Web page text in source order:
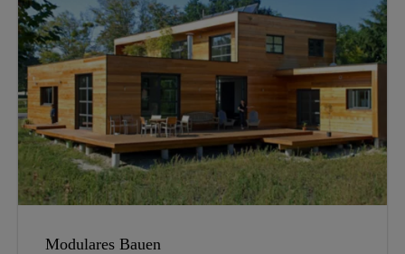
Modulares Bauen